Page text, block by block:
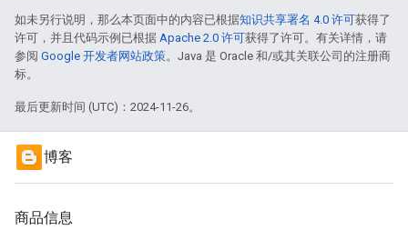
如未另行说明，那么本页面中的内容已根据知识共享署名 4.0 许可获得了
许可，并且代码示例已根据 Apache 2.0 许可获得了许可。有关详情，请
参阅 Google 开发者网站政策。Java 是 Oracle 和/或其关联公司的注册商
标。
最后更新时间 (UTC)：2024-11-26。
博客
商品信息